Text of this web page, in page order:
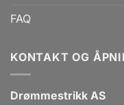
FAQ
KONTAKT OG
Drømmestrikk AS